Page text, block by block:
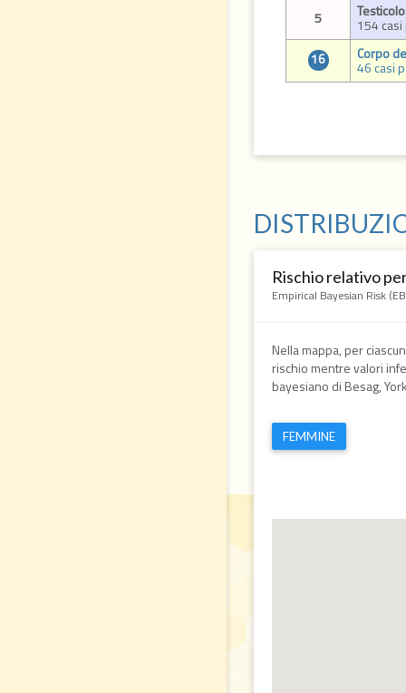
5
Testicolo
154
16
Corpo
46 casi
Rischio relativo
Empirical Bayesian Risk
Nella mappa, per
rischio mentre valori
bayesiano di Besag,
FEMMINE